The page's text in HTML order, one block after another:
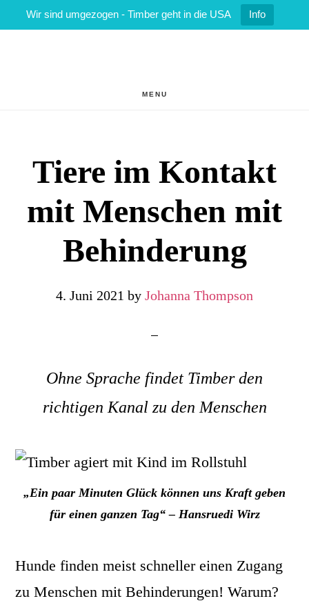
Wir sind umgezogen - Timber geht in die USA Info
MENU
Tiere im Kontakt
mit Menschen mit
Behinderung
4. Juni 2021 by Johanna Thompson
Ohne Sprache findet Timber den
richtigen Kanal zu den Menschen
„Ein paar Minuten Glück können uns Kraft geben
für einen ganzen Tag“ – Hansruedi Wirz
Hunde finden meist schneller einen Zugang
zu Menschen mit Behinderungen! Warum?